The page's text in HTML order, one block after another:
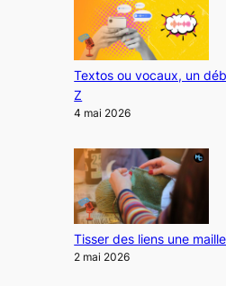
Textos ou vocaux, un
Z
4 mai 2026
Tisser des liens une
2 mai 2026